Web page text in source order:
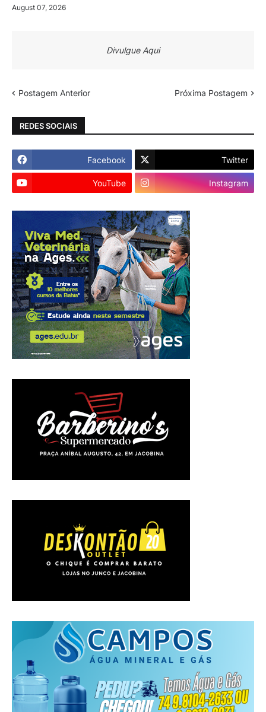
August 07, 2026
Divulgue Aqui
Postagem Anterior Próxima Postagem
REDES SOCIAIS
Facebook Twitter
YouTube Instagram